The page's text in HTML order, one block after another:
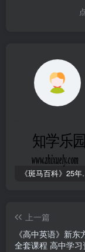
《斑马百
上一篇
《高中英语》新东
全套课程 高中学习